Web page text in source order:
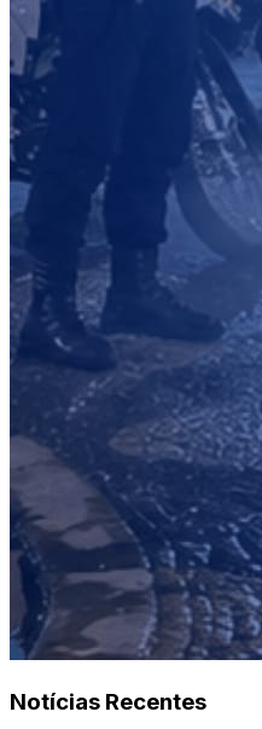
Notícias Recentes